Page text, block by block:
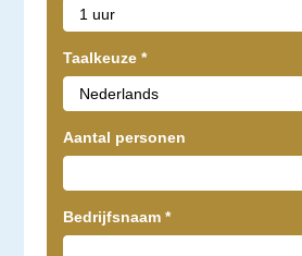
Taalkeuze *
Aantal personen
Bedrijfsnaam *